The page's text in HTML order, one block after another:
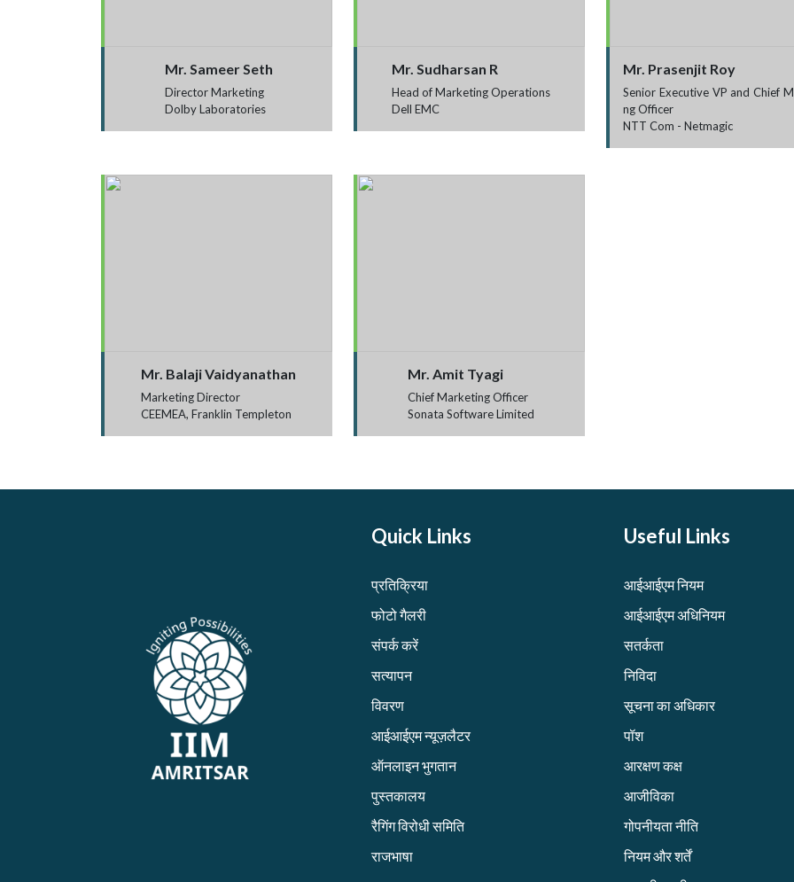
Mr. Sameer Seth
Director Marketing
Dolby Laboratories
Mr. Sudharsan R
Head of Marketing Operations
Dell EMC
Mr. Prasenjit Roy
Senior Executive VP and Chief
ng Officer
NTT Com - Netmagic
Mr. Balaji Vaidyanathan
Marketing Director
CEEMEA, Franklin Templeton
Mr. Amit Tyagi
Chief Marketing Officer
Sonata Software Limited
Quick Links
प्रतिक्रिया
फोटो गैलरी
संपर्क करें
सत्यापन
विवरण
आईआईएम न्यूज़लैटर
ऑनलाइन भुगतान
पुस्तकालय
रैगिंग विरोधी समिति
राजभाषा
Useful Links
आईआईएम नियम
आईआईएम अधिनियम
सतर्कता
निविदा
सूचना का अधिकार
पॉश
आरक्षण कक्ष
आजीविका
गोपनीयता नीति
नियम और शर्तें